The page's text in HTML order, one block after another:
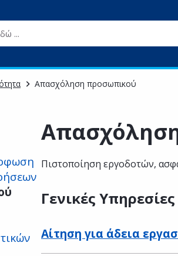
...
Απασχόληση προσωπικού
Πιστοποίηση εργοδοτών,
Γενικές Υπηρεσίες
Αίτηση για άδεια